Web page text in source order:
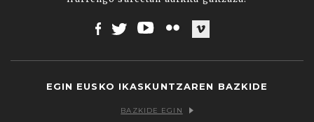
EGIN EUSKO IKASKUNTZAREN BAZKIDE
BAZKIDE EGIN